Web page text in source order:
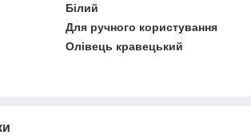
Білий
Для ручного користування
Олівець кравецький